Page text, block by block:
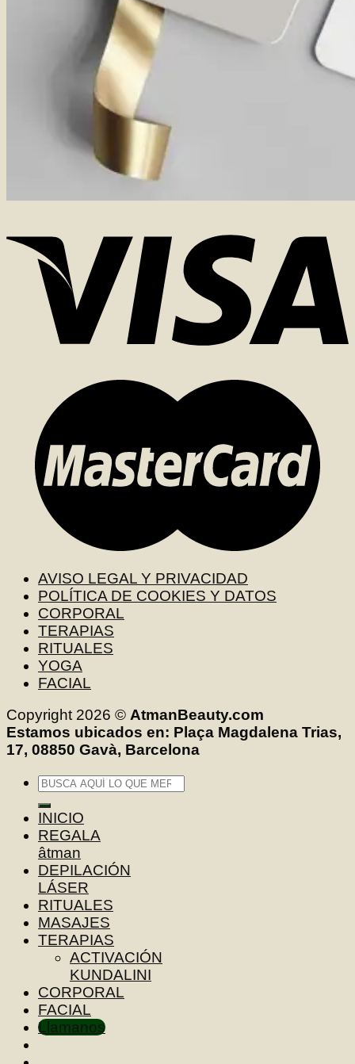
AVISO LEGAL Y PRIVACIDAD
POLÍTICA DE COOKIES Y DATOS
CORPORAL
TERAPIAS
RITUALES
YOGA
FACIAL
Copyright 2026 © AtmanBeauty.com
Estamos ubicados en: Plaça Magdalena Trias,
17, 08850 Gavà, Barcelona
Buscar
INICIO
REGALA
âtman
DEPILACIÓN
LÁSER
RITUALES
MASAJES
TERAPIAS
ACTIVACIÓN
KUNDALINI
CORPORAL
FACIAL
Llamanos